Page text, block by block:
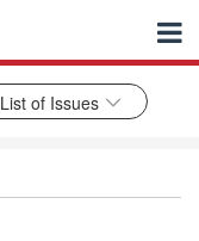
List of Issues